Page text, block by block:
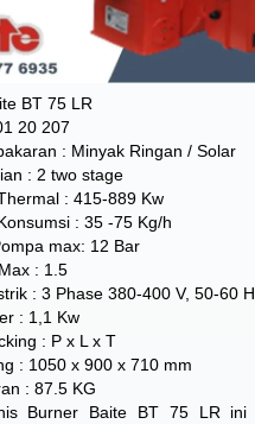
BT 75 LR
20 207
: Minyak Ringan / Solar
: 2 two stage
: 415-889 Kw
: 35 -75 Kg/h
max: 12 Bar
: 1.5
: 3 Phase 380-400 V, 50-60
: 1,1 Kw
: P x L x T
: 1050 x 900 x 710 mm
: 87.5 KG
Burner Baite BT 75 LR ini